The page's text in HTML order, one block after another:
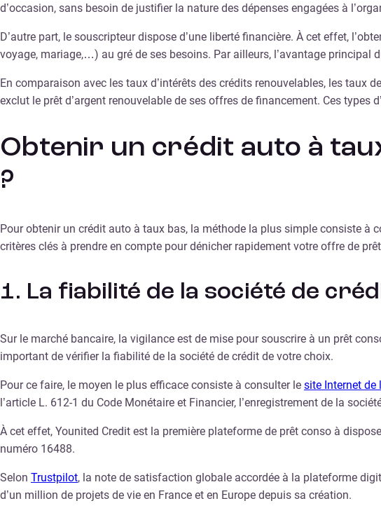
d’occasion, sans besoin de justifier la nature des dépenses engagées à
D’autre part, le souscripteur dispose d’une liberté financière. À cet effet,
voyage, mariage,…) au gré de ses besoins. Par ailleurs, l’avantage
En comparaison avec les taux d’intérêts des crédits renouvelables, les taux
exclut le prêt d’argent renouvelable de ses offres de financement. Ces types
Obtenir un crédit auto à
?
Pour obtenir un crédit auto à taux bas, la méthode la plus simple consiste
critères clés à prendre en compte pour dénicher rapidement votre offre de
1. La fiabilité de la société de
Sur le marché bancaire, la vigilance est de mise pour souscrire à un prêt
important de vérifier la fiabilité de la société de crédit de votre choix.
Pour ce faire, le moyen le plus efficace consiste à consulter le site Internet de
l’article L. 612-1 du Code Monétaire et Financier, l’enregistrement de la
À cet effet, Younited Credit est la première plateforme de prêt conso à
numéro 16488.
Selon Trustpilot, la note de satisfaction globale accordée à la plateforme
d’un million de projets de vie en France et en Europe depuis sa création.